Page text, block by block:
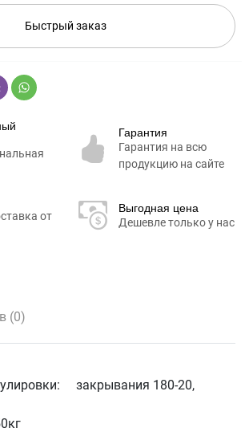
Быстрый заказ
Гарантия
Гарантия на всю
продукцию на сайте
от
Выгодная цена
Дешевле только у нас
(0)
закрывания 180-20,